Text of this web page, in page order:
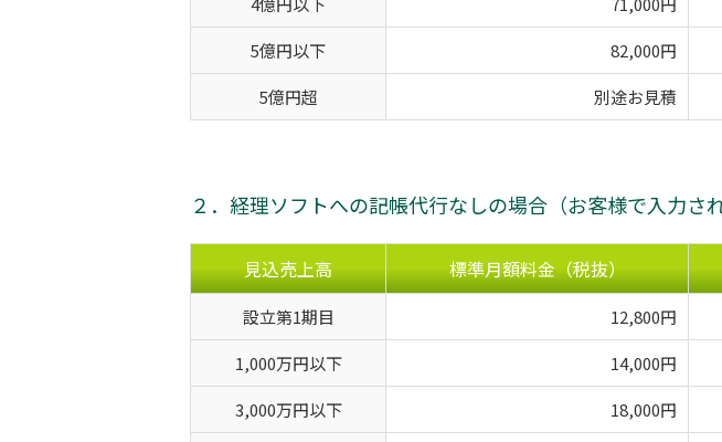
5億円以下
82,000円
5億円超
別途お見積
２．経理ソフトへの記帳代行なしの場合（お客様で入力さ
見込売上高 標準月額料金（税抜）
設立第1期目 12,800円
1,000万円以下
14,000円
3,000万円以下
18,000円